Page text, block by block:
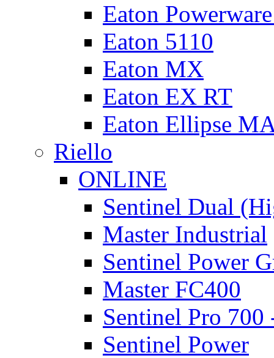
Eaton
Eaton 5110
Eaton MX
Eaton EX RT
Eaton Ellipse
Riello
ONLINE
Sentinel Dual
Master Industrial
Sentinel Power
Master FC400
Sentinel Pro 700
Sentinel Power